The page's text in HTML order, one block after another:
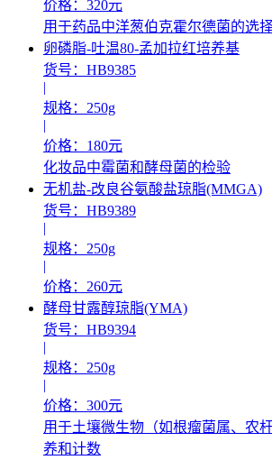
价格：320元
用于药品中洋葱伯克霍尔德菌的选
卵磷脂-吐温80-孟加拉红培养基
货号：HB9385
|
规格：250g
|
价格：180元
化妆品中霉菌和酵母菌的检验
无机盐-改良谷氨酸盐琼脂(MMGA)
货号：HB9389
|
规格：250g
|
价格：260元
酵母甘露醇琼脂(YMA)
货号：HB9394
|
规格：250g
|
价格：300元
用于土壤微生物（如根瘤菌属、农
养和计数